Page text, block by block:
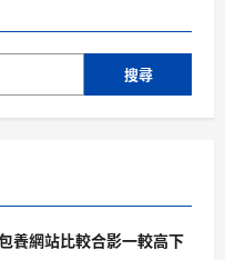
搜尋
養網站比較合影一較高下